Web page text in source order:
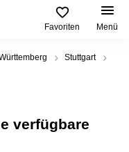
Favoriten Menü
Stuttgart
verfügbare